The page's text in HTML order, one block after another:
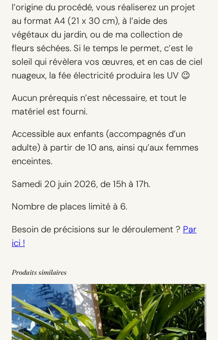
l’origine du procédé, vous réaliserez un projet
au format A4 (21 x 30 cm), à l’aide des
végétaux du jardin, ou de ma collection de
fleurs séchées. Si le temps le permet, c’est le
soleil qui révèlera vos œuvres, et en cas de ciel
nuageux, la fée électricité produira les UV 😉
Aucun prérequis n’est nécessaire, et tout le
matériel est fourni.
Accessible aux enfants (accompagnés d’un
adulte) à partir de 10 ans, ainsi qu’aux femmes
enceintes.
Samedi 20 juin 2026, de 15h à 17h.
Nombre de places limité à 6.
Besoin de précisions sur le déroulement ? Par
ici !
Produits similaires